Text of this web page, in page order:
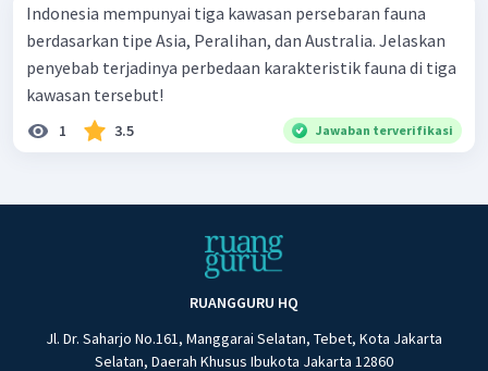
Indonesia mempunyai tiga kawasan persebaran fauna
berdasarkan tipe Asia, Peralihan, dan Australia. Jelaskan
penyebab terjadinya perbedaan karakteristik fauna di tiga
kawasan tersebut!
1 3.5 Jawaban terverifikasi
RUANGGURU HQ
Jl. Dr. Saharjo No.161, Manggarai Selatan, Tebet, Kota Jakarta
Selatan, Daerah Khusus Ibukota Jakarta 12860